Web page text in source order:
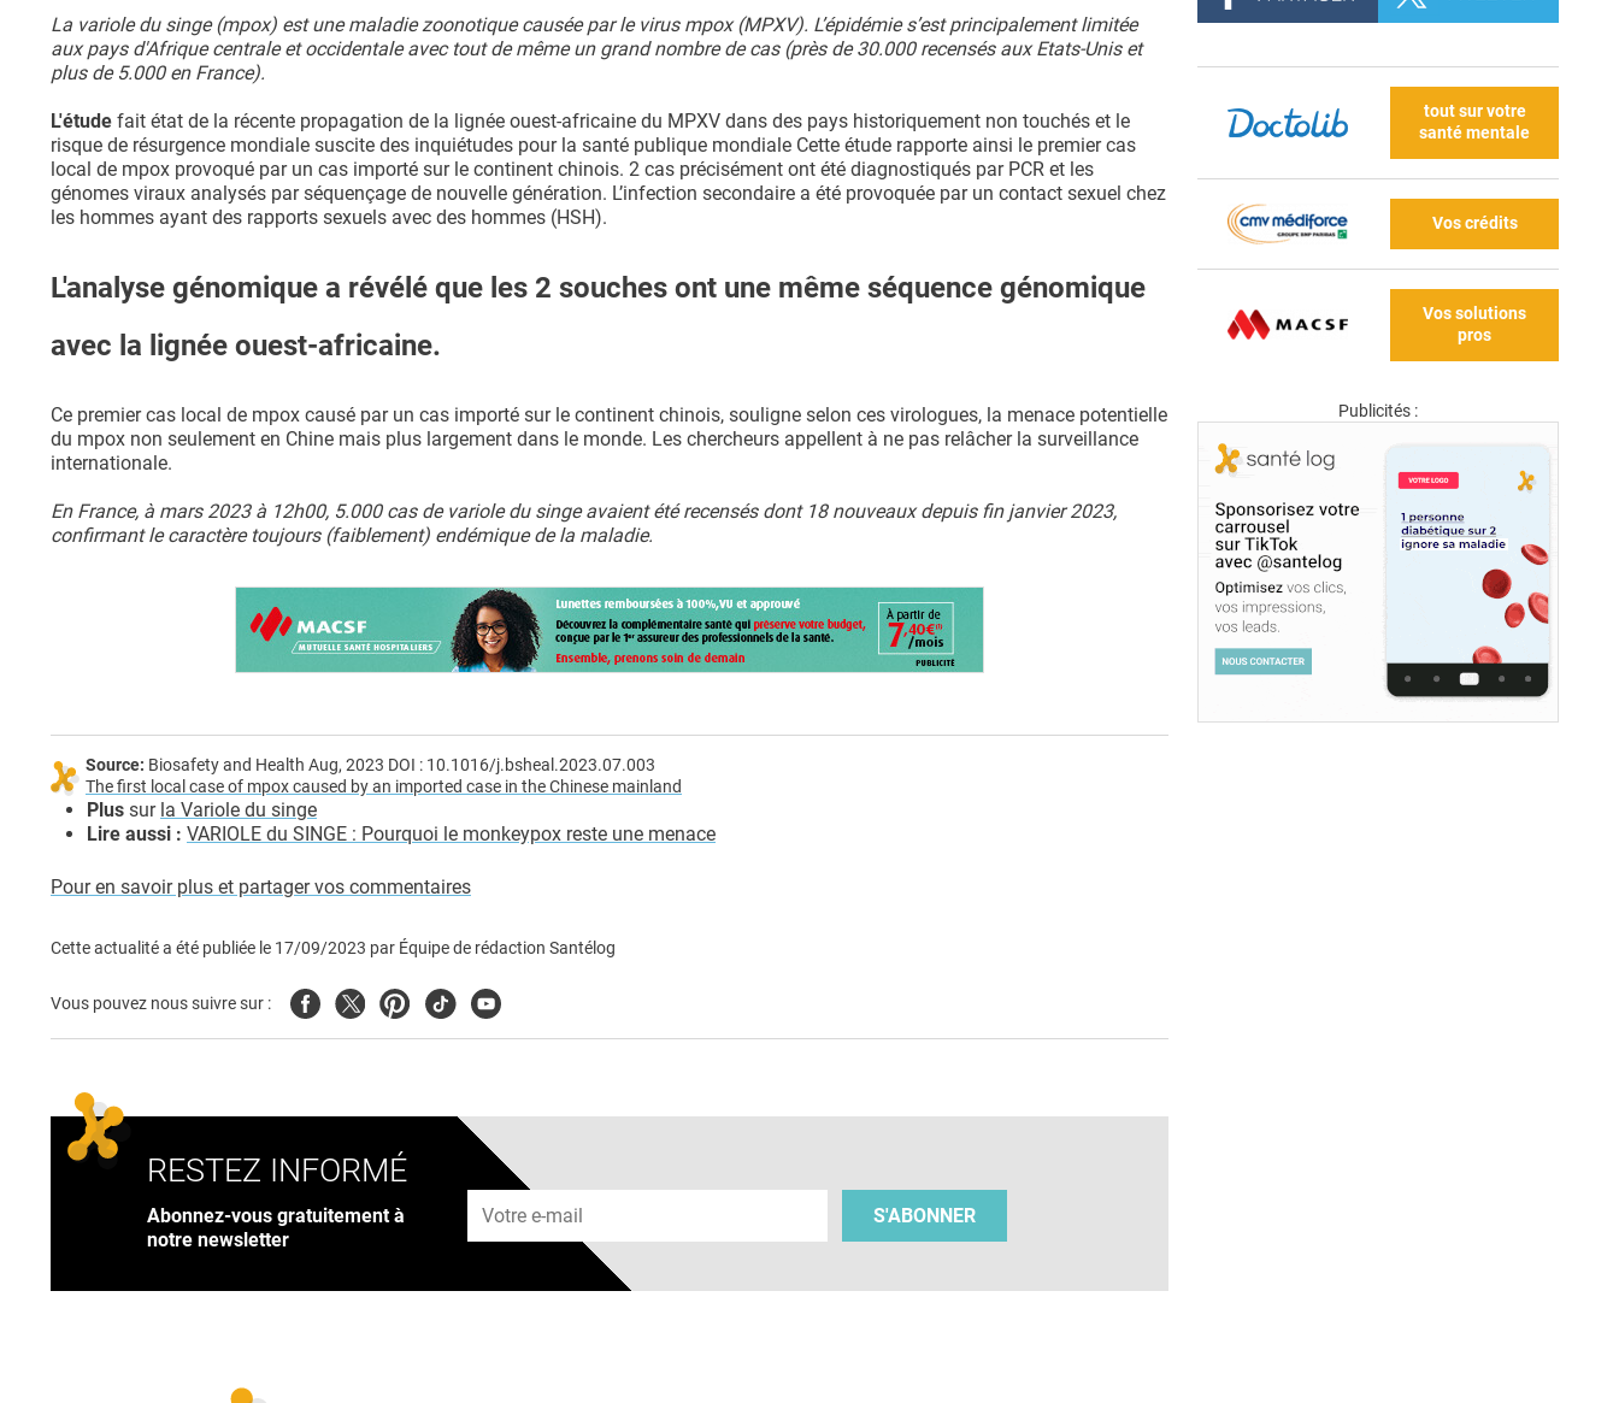
La variole du singe (mpox) est une maladie zoonotique causée par le virus mpox (MPXV). L’épidémie s’est principalement limitée
aux pays d'Afrique centrale et occidentale avec tout de même un grand nombre de cas (près de 30.000 recensés aux Etats-Unis et
plus de 5.000 en France).
L'étude fait état de la récente propagation de la lignée ouest-africaine du MPXV dans des pays historiquement non touchés et le
risque de résurgence mondiale suscite des inquiétudes pour la santé publique mondiale Cette étude rapporte ainsi le premier cas
local de mpox provoqué par un cas importé sur le continent chinois. 2 cas précisément ont été diagnostiqués par PCR et les
génomes viraux analysés par séquençage de nouvelle génération. L’infection secondaire a été provoquée par un contact sexuel chez
les hommes ayant des rapports sexuels avec des hommes (HSH).
L'analyse génomique a révélé que les 2 souches ont une même séquence génomique
avec la lignée ouest-africaine.
Ce premier cas local de mpox causé par un cas importé sur le continent chinois, souligne selon ces virologues, la menace potentielle
du mpox non seulement en Chine mais plus largement dans le monde. Les chercheurs appellent à ne pas relâcher la surveillance
internationale.
En France, à mars 2023 à 12h00, 5.000 cas de variole du singe avaient été recensés dont 18 nouveaux depuis fin janvier 2023,
confirmant le caractère toujours (faiblement) endémique de la maladie.
Source: Biosafety and Health Aug, 2023 DOI : 10.1016/j.bsheal.2023.07.003
The first local case of mpox caused by an imported case in the Chinese mainland
Plus sur la Variole du singe
Lire aussi : VARIOLE du SINGE : Pourquoi le monkeypox reste une menace
Pour en savoir plus et partager vos commentaires
Cette actualité a été publiée le 17/09/2023 par Équipe de rédaction Santélog
Vous pouvez nous suivre sur : FacebookTwitterPinterest
TiktokYoutube
RESTEZ INFORMÉ
Abonnez-vous gratuitement à
notre newsletter
Adresse e-mail
S'ABONNER
tout sur votre
santé mentale
Vos crédits
Vos solutions
pros
Publicités :